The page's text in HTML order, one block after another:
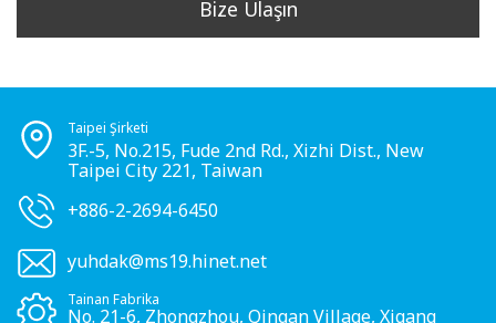
Bize Ulaşın
Taipei Şirketi
3F.-5, No.215, Fude 2nd Rd., Xizhi Dist., New
Taipei City 221, Taiwan
+886-2-2694-6450
yuhdak@ms19.hinet.net
Tainan Fabrika
No. 21-6, Zhongzhou, Qingan Village, Xigang